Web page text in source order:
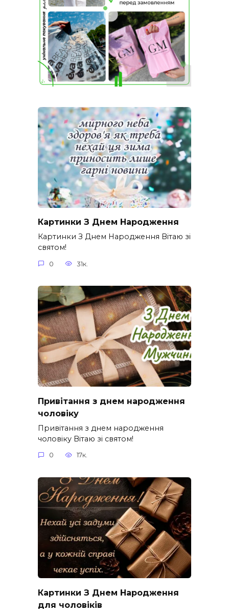
Картинки З Днем Народження
Картинки З Днем Народження Вітаю зі
святом!
0 31к.
Привітання з днем народження
чоловіку
Привітання з днем народження
чоловіку Вітаю зі святом!
0 17к.
Картинки З Днем Народження
для чоловіків​